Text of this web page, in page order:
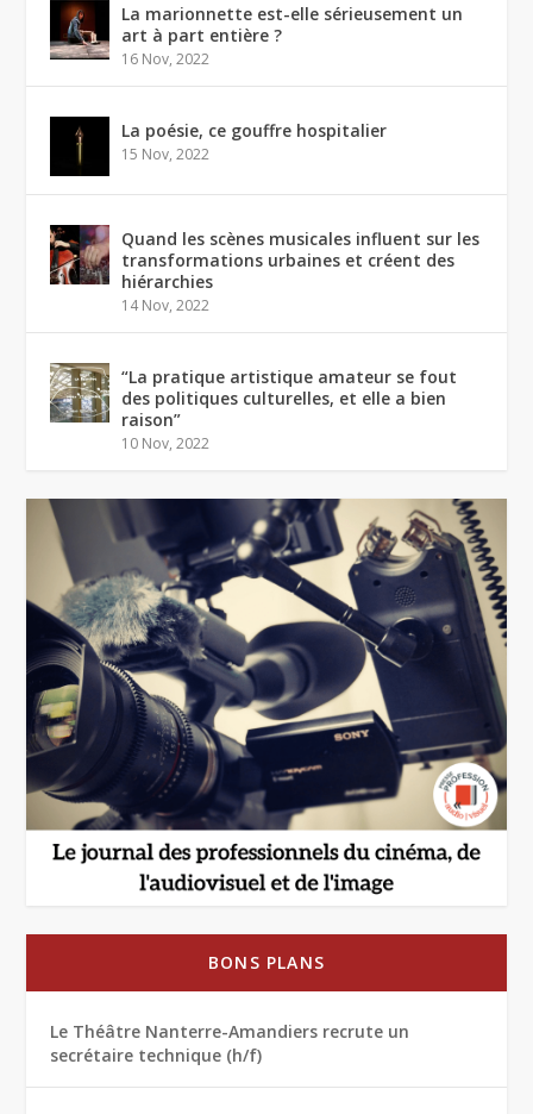
La marionnette est-elle sérieusement un
art à part entière ?
16 Nov, 2022
La poésie, ce gouffre hospitalier
15 Nov, 2022
Quand les scènes musicales influent sur les
transformations urbaines et créent des
hiérarchies
14 Nov, 2022
“La pratique artistique amateur se fout
des politiques culturelles, et elle a bien
raison”
10 Nov, 2022
BONS PLANS
Le Théâtre Nanterre-Amandiers recrute un
secrétaire technique (h/f)